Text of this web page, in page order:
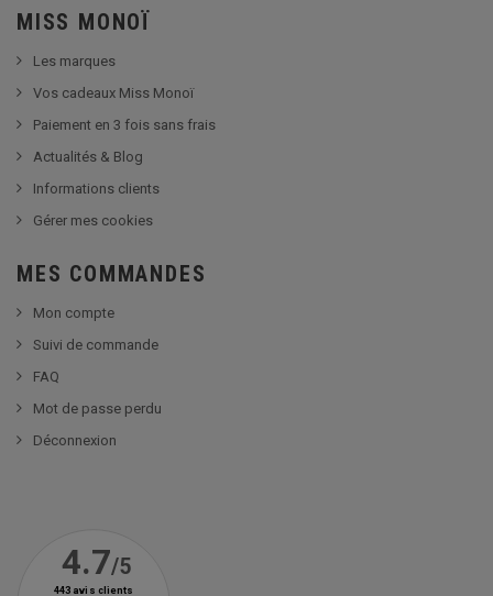
MISS MONOÏ
Les marques
Vos cadeaux Miss Monoï
Paiement en 3 fois sans frais
Actualités & Blog
Informations clients
Gérer mes cookies
MES COMMANDES
Mon compte
Suivi de commande
FAQ
Mot de passe perdu
Déconnexion